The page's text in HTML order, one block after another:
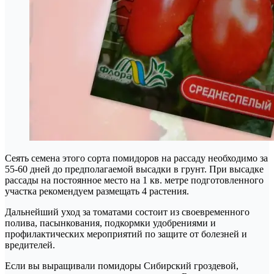
Сеять семена этого сорта помидоров на рассаду необходимо за
55-60 дней до предполагаемой высадки в грунт. При высадке
рассады на постоянное место на 1 кв. метре подготовленного
участка рекомендуем размещать 4 растения.
Дальнейший уход за томатами состоит из своевременного
полива, пасынкования, подкормки удобрениями и
профилактических мероприятий по защите от болезней и
вредителей.
Если вы выращивали помидоры Сибирский гроздевой,